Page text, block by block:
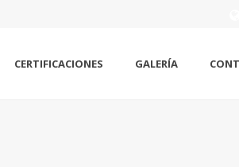
CERTIFICACIONES GALERÍA